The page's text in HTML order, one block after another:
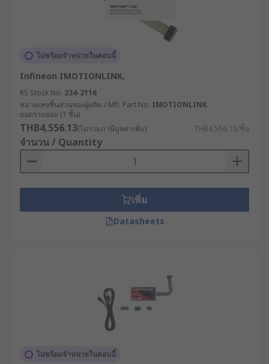
กับชิปจริงได้ทันที โดยคำว่า "ICE" บางครั้งถูกใช้สลับ
กับ ICD โดยเฉพาะเมื่อพูดถึงอุปกรณ์ที่ใช้ JTAG/SWD
3. โพรบดีบัก (Debug Probe)
โพรบดีบัก เป็นอุปกรณ์ฮาร์ดแวร์ที่เชื่อมต่อระหว่าง
คอมพิวเตอร์กับพอร์ตดีบักของไมโครคอนโทรลเลอร์
เช่น JTAG หรือ SWD ทำหน้าที่เป็นตัวกลางให้
ซอฟต์แวร์ดีบักเกอร์ (IDE) สามารถสื่อสารกับไมโคร
คอนโทรลเลอร์ เพื่อควบคุมและตรวจสอบโปรแกรมที่
ตัวอย่างของ Debug Probe ได้แก่ ST-Link, J-Link,
CMSIS-DAP ซึ่งทั้งหมดสามารถเชื่อมต่อกับไมโคร
คอนโทรลเลอร์เพื่อทำการดีบักโปรแกรมได้อย่างมี
โดยทั่วไปหมายถึงบอร์ดที่รวมวงจร Debug Probe ไว้
ในตัว หรือบอร์ดพัฒนา (Development Board) ที่มี
คอนโทรลเลอร์เพื่อทดสอบและดีบักโปรแกรมทำได้ง่าย
ไม่พร้อมจำหน่ายในตอนนี้
Infineon IMOTIONLINK,
RS Stock No. 234-2116
หมายเลขชิ้นส่วนของผู้ผลิต / Mfr. Part No. IMOTIONLINK
ยอดรวมย่อย (1 ชิ้น)
THB4,556.13(ไม่รวมภาษีมูลค่าเพิ่ม) THB4,556.13/ชิ้น
จำนวน / Quantity
เพิ่ม
Datasheets
ไม่พร้อมจำหน่ายในตอนนี้